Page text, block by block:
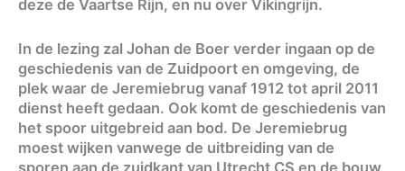
deze de Vaartse Rijn, en nu over Vikingrijn.
In de lezing zal Johan de Boer verder ingaan op de
geschiedenis van de Zuidpoort en omgeving, de
plek waar de Jeremiebrug vanaf 1912 tot april 2011
dienst heeft gedaan. Ook komt de geschiedenis van
het spoor uitgebreid aan bod. De Jeremiebrug
moest wijken vanwege de uitbreiding van de
sporen aan de zuidkant van Utrecht CS en de bouw